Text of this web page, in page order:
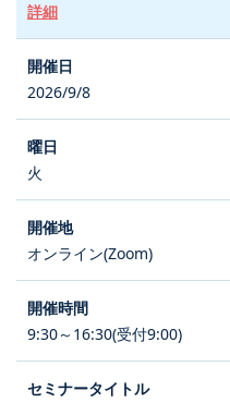
詳細
2026/9/8
火
オンライン(Zoom)
9:30～16:30(受付9:00)